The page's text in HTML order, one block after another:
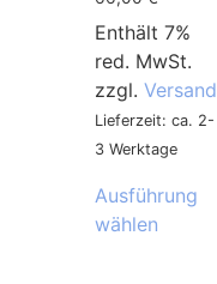
Enthält 7%
red. MwSt.
zzgl. Versand
Lieferzeit: ca. 2-
3 Werktage
Ausführung
wählen